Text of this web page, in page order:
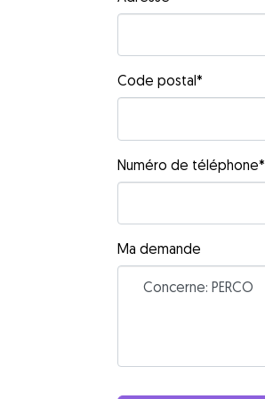
Code postal*
Numéro de téléphone*
Ma demande